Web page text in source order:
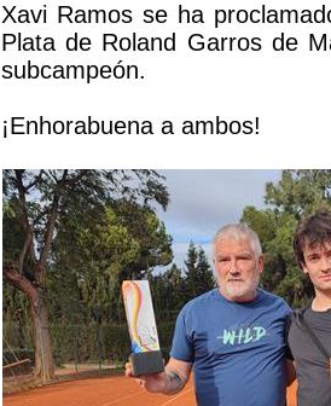
Xavi Ramos se ha
Plata de Roland Garros de
subcampeón.
¡Enhorabuena a ambos!